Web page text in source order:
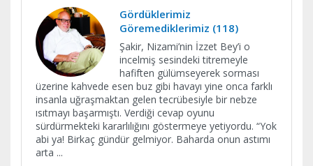
Gördüklerimiz
Göremediklerimiz (118)
Şakir, Nizami’nin İzzet Bey’i o
incelmiş sesindeki titremeyle
hafiften gülümseyerek sorması
üzerine kahvede esen buz gibi havayı yine onca farklı
insanla uğraşmaktan gelen tecrübesiyle bir nebze
ısıtmayı başarmıştı. Verdiği cevap oyunu
sürdürmekteki kararlılığını göstermeye yetiyordu. “Yok
abi ya! Birkaç gündür gelmiyor. Baharda onun astımı
arta ...